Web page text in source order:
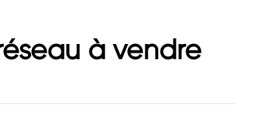
à vendre